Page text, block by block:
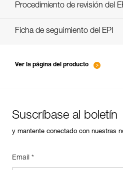
Technical
Procedimiento de revisión del
verif EPI-PULSE-COEUR
Ficha de seguimiento del EPI
Ver la página del producto
Suscríbase al boletín
y mantente conectado con nuestras
Email *